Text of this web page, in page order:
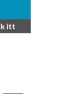
itt